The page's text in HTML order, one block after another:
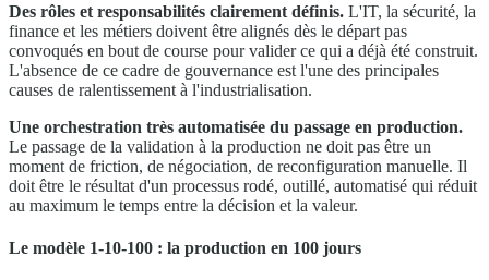
Des rôles et responsabilités clairement définis. L'IT, la sécurité, la
finance et les métiers doivent être alignés dès le départ pas
convoqués en bout de course pour valider ce qui a déjà été construit.
L'absence de ce cadre de gouvernance est l'une des principales
causes de ralentissement à l'industrialisation.
Une orchestration très automatisée du passage en production.
Le passage de la validation à la production ne doit pas être un
moment de friction, de négociation, de reconfiguration manuelle. Il
doit être le résultat d'un processus rodé, outillé, automatisé qui réduit
au maximum le temps entre la décision et la valeur.
Le modèle 1-10-100 : la production en 100 jours